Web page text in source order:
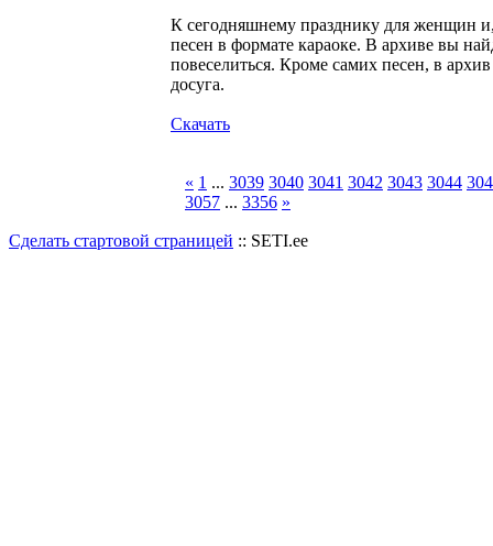
К сегодняшнему празднику для женщин
песен в формате караоке. В архиве вы
повеселиться. Кроме самих песен, в
досуга.
Скачать
« 1 ... 3039 3040 3041 3042 3043 3044
3057 ... 3356 »
Сделать стартовой страницей :: SETI.ee